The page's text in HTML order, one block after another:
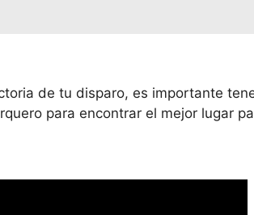
de tu disparo, es importante
para encontrar el mejor lugar